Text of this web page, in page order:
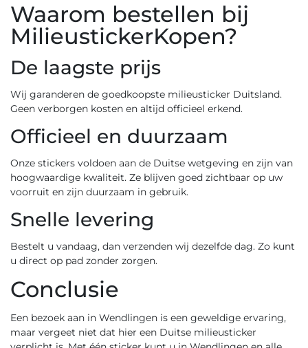
Waarom bestellen bij
MilieustickerKopen?
De laagste prijs
Wij garanderen de goedkoopste milieusticker Duitsland.
Geen verborgen kosten en altijd officieel erkend.
Officieel en duurzaam
Onze stickers voldoen aan de Duitse wetgeving en zijn van
hoogwaardige kwaliteit. Ze blijven goed zichtbaar op uw
voorruit en zijn duurzaam in gebruik.
Snelle levering
Bestelt u vandaag, dan verzenden wij dezelfde dag. Zo kunt
u direct op pad zonder zorgen.
Conclusie
Een bezoek aan in Wendlingen is een geweldige ervaring,
maar vergeet niet dat hier een Duitse milieusticker